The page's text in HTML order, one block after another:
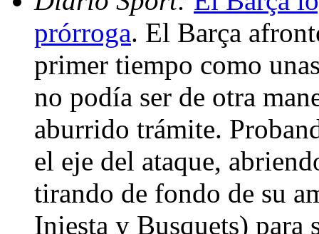
prórroga. El Barça
primer tiempo como
no podía ser de otra
aburrido trámite.
el eje del ataque,
tirando de fondo de su
Iniesta y Busquets)